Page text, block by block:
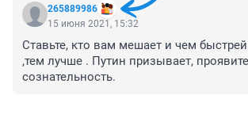
265889986
15 июня 2021, 15:32
Ставьте, кто вам мешает и чем
,тем лучше . Путин призывает,
сознательность.